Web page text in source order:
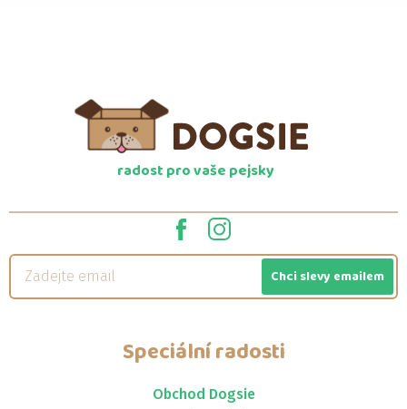
radost pro vaše pejsky
Chci slevy emailem
Speciální radosti
Obchod Dogsie